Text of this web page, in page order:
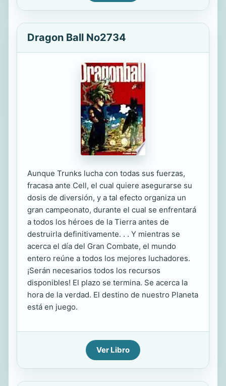
Dragon Ball No2734
Aunque Trunks lucha con todas sus fuerzas,
fracasa ante Cell, el cual quiere asegurarse su
dosis de diversión, y a tal efecto organiza un
gran campeonato, durante el cual se enfrentará
a todos los héroes de la Tierra antes de
destruirla definitivamente. . . Y mientras se
acerca el día del Gran Combate, el mundo
entero reúne a todos los mejores luchadores.
¡Serán necesarios todos los recursos
disponibles! El plazo se termina. Se acerca la
hora de la verdad. El destino de nuestro Planeta
está en juego.
Ver Libro